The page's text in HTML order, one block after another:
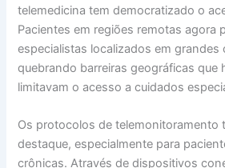
telemedicina tem democratizado o
Pacientes em regiões remotas agora
especialistas localizados em grandes
quebrando barreiras geográficas que
limitavam o acesso a cuidados
Os protocolos de telemonitoramento
destaque, especialmente para
crônicas. Através de dispositivos